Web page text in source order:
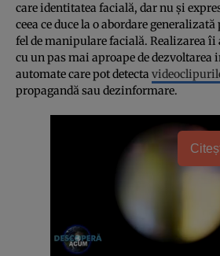
care identitatea facială, dar nu și
ceea ce duce la o abordare
fel de manipulare facială. Realizarea îi
cu un pas mai aproape de dezvoltarea
automate care pot detecta
propagandă sau dezinformare.